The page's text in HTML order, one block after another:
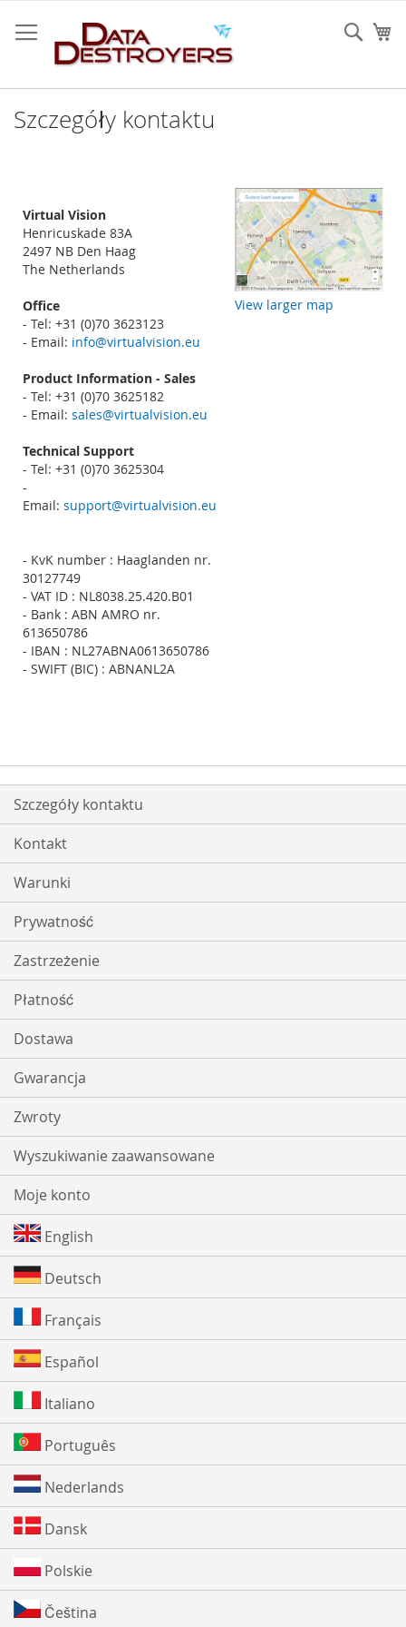
do
treści
Szczegóły kontaktu
Virtual Vision
Henricuskade 83A
2497 NB Den Haag
The Netherlands
Office
- Tel: +31 (0)70 3623123
- Email: info@virtualvision.eu
Product Information - Sales
- Tel: +31 (0)70 3625182
- Email: sales@virtualvision.eu
Technical Support
- Tel: +31 (0)70 3625304
-
Email: support@virtualvision.eu
- KvK number : Haaglanden nr.
30127749
- VAT ID : NL8038.25.420.B01
- Bank : ABN AMRO nr.
613650786
- IBAN : NL27ABNA0613650786
- SWIFT (BIC) : ABNANL2A
View larger map
Szczegóły kontaktu
Kontakt
Warunki
Prywatność
Zastrzeżenie
Płatność
Dostawa
Gwarancja
Zwroty
Wyszukiwanie zaawansowane
Moje konto
English
Deutsch
Français
Español
Italiano
Português
Nederlands
Dansk
Polskie
Čeština